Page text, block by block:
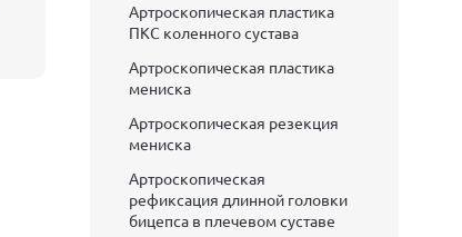
Артроскопическая пластика
ПКС коленного сустава
Артроскопическая пластика
мениска
Артроскопическая резекция
мениска
Артроскопическая
рефиксация длинной головки
бицепса в плечевом суставе